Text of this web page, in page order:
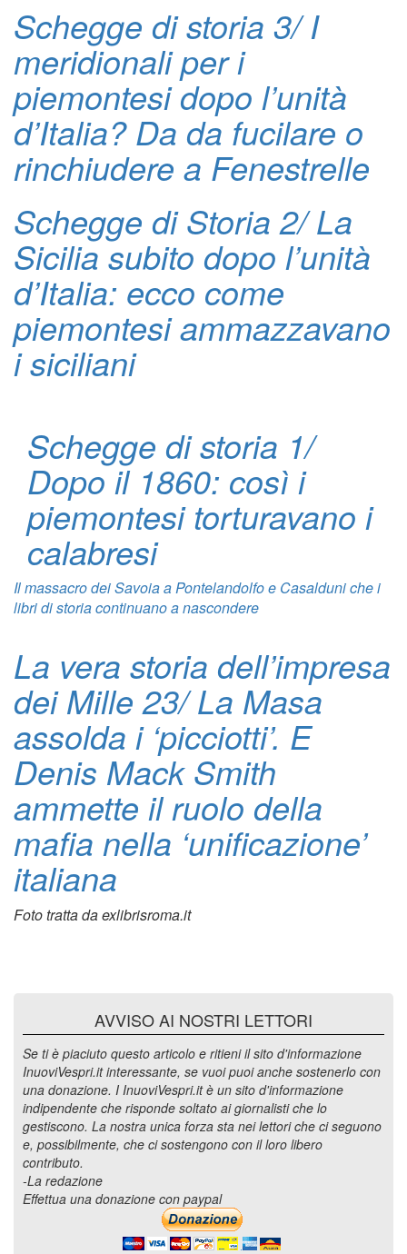
Schegge di storia 3/ I
meridionali per i
piemontesi dopo l’unità
d’Italia? Da da fucilare o
rinchiudere a Fenestrelle
Schegge di Storia 2/ La
Sicilia subito dopo l’unità
d’Italia: ecco come
piemontesi ammazzavano
i siciliani
Schegge di storia 1/
Dopo il 1860: così i
piemontesi torturavano i
calabresi
Il massacro dei Savoia a Pontelandolfo e Casalduni che i
libri di storia continuano a nascondere
La vera storia dell’impresa
dei Mille 23/ La Masa
assolda i ‘picciotti’. E
Denis Mack Smith
ammette il ruolo della
mafia nella ‘unificazione’
italiana
Foto tratta da exlibrisroma.it
AVVISO AI NOSTRI LETTORI
Se ti è piaciuto questo articolo e ritieni il sito d'informazione
InuoviVespri.it interessante, se vuoi puoi anche sostenerlo con
una donazione. I InuoviVespri.it è un sito d'informazione
indipendente che risponde soltato ai giornalisti che lo
gestiscono. La nostra unica forza sta nei lettori che ci seguono
e, possibilmente, che ci sostengono con il loro libero
contributo.
-La redazione
Effettua una donazione con paypal